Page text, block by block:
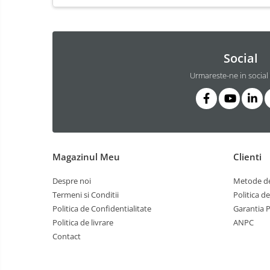
telecomunicatii, legislatie,
Cursuri de INTELLIGENCE si OSINT
Cursuri de TEHNICA MILITARA SI
CRIMINALISTICA, CONTRA-
CRIMA ORGANIZATA, ANTI-TRAFIC
Social
Urmareste-ne in
Magazinul Meu
Despre noi
Termeni si Conditii
Politica de Confidentialitate
Politica de livrare
Contact
Clienti
Metode
Politica
Garantia
ANPC